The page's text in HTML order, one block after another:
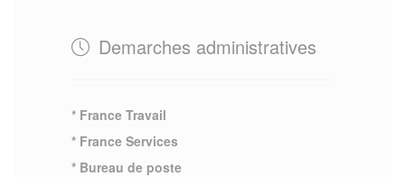
Demarches administratives
* France Travail
* France Services
* Bureau de poste